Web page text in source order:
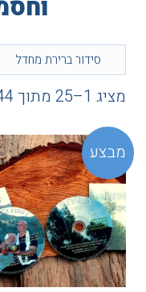
מציג 1–25 מתוך 44 תוצאות
מבצע